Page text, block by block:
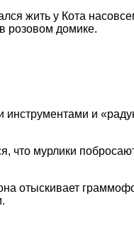
жить у Кота
розовом домике.
и
мурлики
отыскивает